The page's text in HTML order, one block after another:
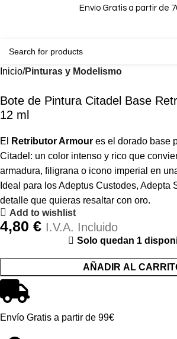
Envío Gratis a partir de
Inicio Pinturas y Modelismo
Bote de Pintura Citadel Base
12 ml
El Retributor Armour es el dorado base
Citadel: un color intenso y rico que
armadura, filigrana o icono imperial en
Ideal para los Adeptus Custodes, Adepta
detalle que quieras resaltar con oro.
Add to wishlist
4,80 € I.V.A. Incluido
Solo quedan 1
AÑADIR AL
Envío Gratis a partir de 99€